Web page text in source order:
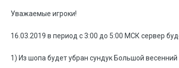
Уважаемые игроки!
16.03.2019 в период с 3:00 до 5:00 МСК сервер
1) Из шопа будет убран сундук Большой весенний